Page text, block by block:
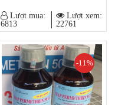
Lượt mua:
6813
Lượt xem:
22761
-11%